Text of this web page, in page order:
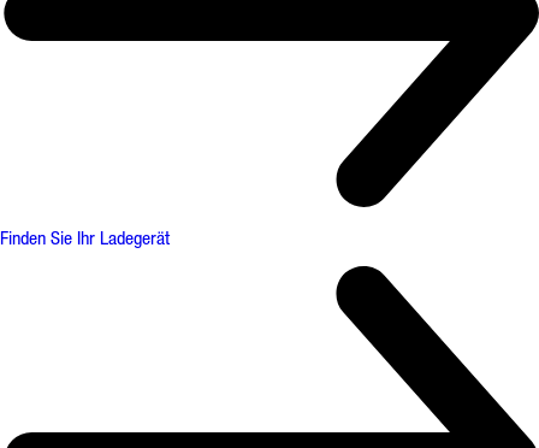
Finden Sie Ihr Ladegerät